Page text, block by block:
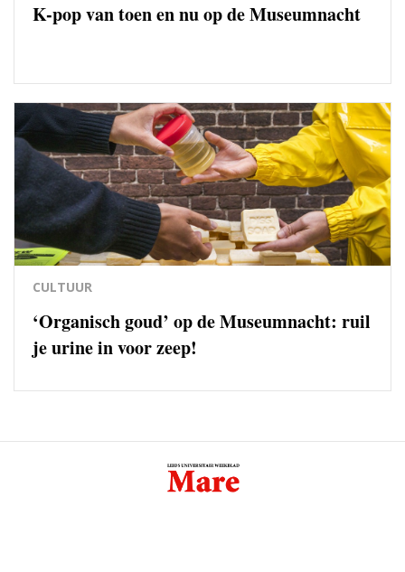
K-pop van toen en nu op de Museumnacht
CULTUUR
‘Organisch goud’ op de Museumnacht: ruil
je urine in voor zeep!